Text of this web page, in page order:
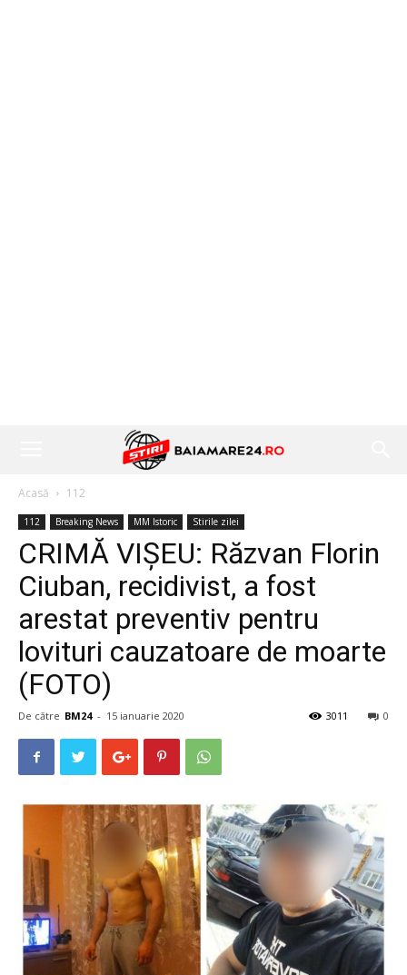
Acasă 112
112 Breaking News MM Istoric Stirile zilei
CRIMĂ VIȘEU: Răzvan Florin
Ciuban, recidivist, a fost
arestat preventiv pentru
lovituri cauzatoare de moarte
(FOTO)
De către BM24 - 15 ianuarie 2020 0
3011